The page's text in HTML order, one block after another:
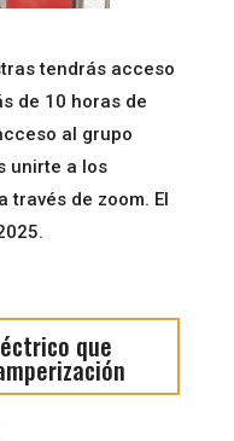
tendrás acceso
de 10 horas de
al grupo
unirte a los
través de zoom. El
que